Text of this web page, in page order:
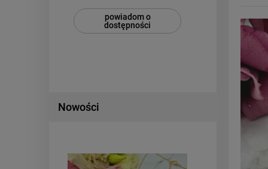
powiadom o
dostępności
Nowości